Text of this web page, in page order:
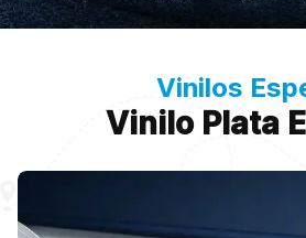
Vinilos
Vinilo Plata